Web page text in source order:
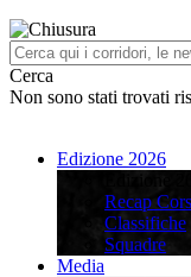
Cerca
Non sono stati trovati
Edizione 2026
Recap
Classifiche
Squadre
Media